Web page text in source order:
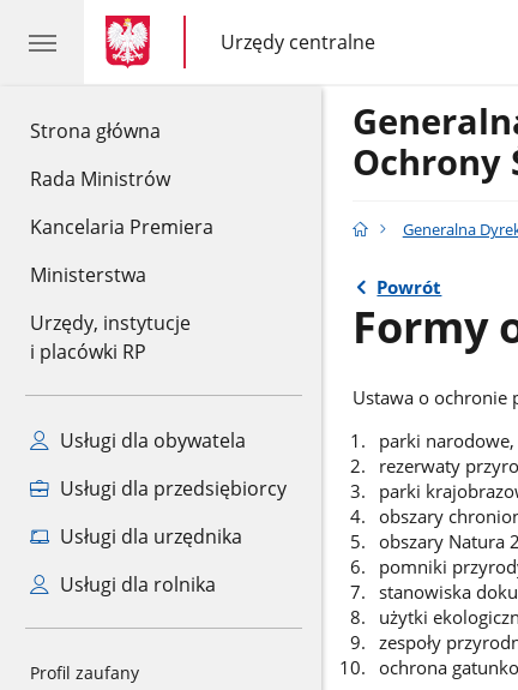
Strona główna
Rada Ministrów
Kancelaria Premiera
Ministerstwa
Urzędy, instytucje
i placówki RP
Usługi dla obywatela
Usługi dla przedsiębiorcy
Usługi dla urzędnika
Usługi dla rolnika
Profil zaufany
gov.pl
gov.pl
Urzędy centralne
gov.pl
Urzędy
centralne
Ochrony
Generalna
Powrót
Formy
Ustawa o ochronie
parki narodowe,
rezerwaty
parki
obszary
obszary Natura
pomniki
stanowiska
użytki
zespoły
ochrona